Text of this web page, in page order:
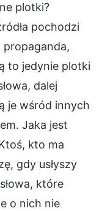
plotki?
pochodzi
propaganda,
to jedynie plotki
dalej
je wśród innych
Jaka jest
kto ma
gdy usłyszy
które
o nich nie